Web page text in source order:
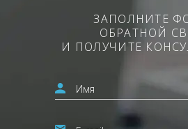
ЗАПОЛНИТЕ
ОБРАТНОЙ
И ПОЛУЧИТЕ